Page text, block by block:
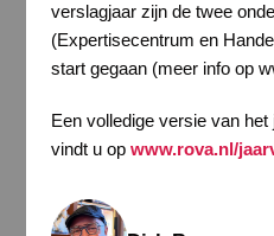
verslagjaar zijn de twee
(Expertisecentrum en
start gegaan (meer info op
Een volledige versie van
vindt u op www.rova.nl/